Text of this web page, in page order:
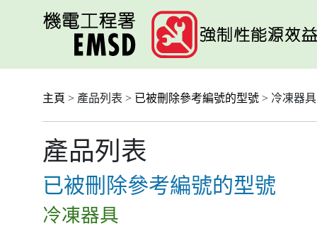
主頁 > 產品列表 > 已被刪除參考編號的型號 > 冷凍器具
產品列表
已被刪除參考編號的型號
冷凍器具